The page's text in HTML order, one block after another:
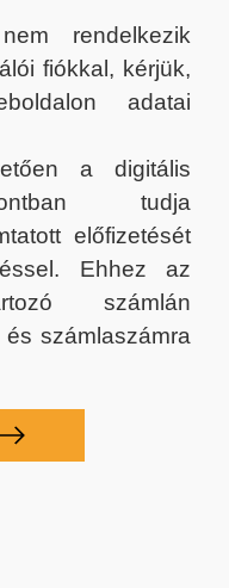
rendelkezik
fiókkal, kérjük,
adatai
a digitális
tudja
előfizetését
Ehhez az
számlán
számlaszámra